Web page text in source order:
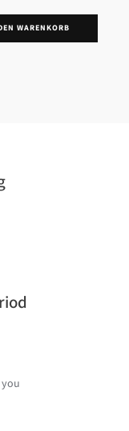
WARENKORB